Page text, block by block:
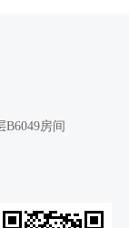
B6049房间